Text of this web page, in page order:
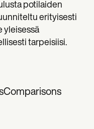
potilaiden
erityisesti
yleisessä
tarpeisiisi.
Comparisons